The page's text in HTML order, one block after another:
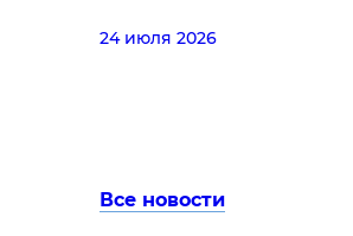
24 июля 2026
Все новости